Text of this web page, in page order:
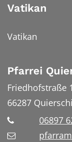
Vatikan
Vatikan
Pfarrei
Friedhofstraße
66287
06897